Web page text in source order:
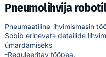
Pneumolihvija
Pneumaatiline lihvimismasin
Sobib erinevate detailide
ümardamiseks.
-Reguleeritav tööpea.